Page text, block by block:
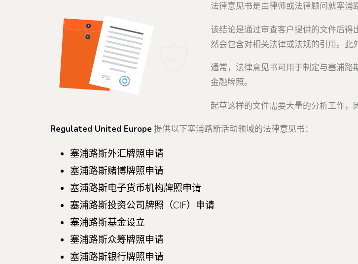
法律意见书是由律师或法律顾问就塞浦
该结论是通过审查客户提供的文件后
然会包含对相关法律或法规的引用。此
通常，法律意见书可用于制定与塞浦
金融牌照。
起草这样的文件需要大量的分析工作，
Regulated United Europe 提供以下塞浦路斯活动领域的法律意见书：
塞浦路斯外汇牌照申请
塞浦路斯赌博牌照申请
塞浦路斯电子货币机构牌照申请
塞浦路斯投资公司牌照（CIF）申请
塞浦路斯基金设立
塞浦路斯众筹牌照申请
塞浦路斯银行牌照申请